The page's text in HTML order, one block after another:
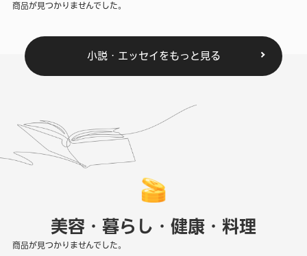
商品が見つかりませんでした。
小説・エッセイをもっと見る
美容・暮らし・健康・料理
商品が見つかりませんでした。